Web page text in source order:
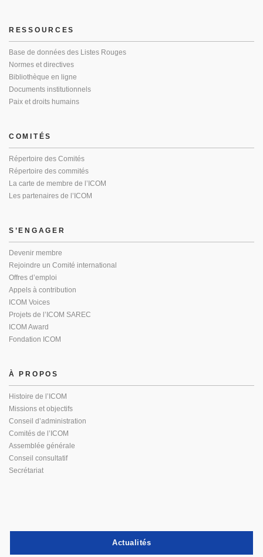
RESSOURCES
Base de données des Listes Rouges
Normes et directives
Bibliothèque en ligne
Documents institutionnels
Paix et droits humains
COMITÉS
Répertoire des Comités
Répertoire des commités
La carte de membre de l’ICOM
Les partenaires de l’ICOM
S’ENGAGER
Devenir membre
Rejoindre un Comité international
Offres d’emploi
Appels à contribution
ICOM Voices
Projets de l’ICOM SAREC
ICOM Award
Fondation ICOM
À PROPOS
Histoire de l’ICOM
Missions et objectifs
Conseil d’administration
Comités de l’ICOM
Assemblée générale
Conseil consultatif
Secrétariat
Actualités